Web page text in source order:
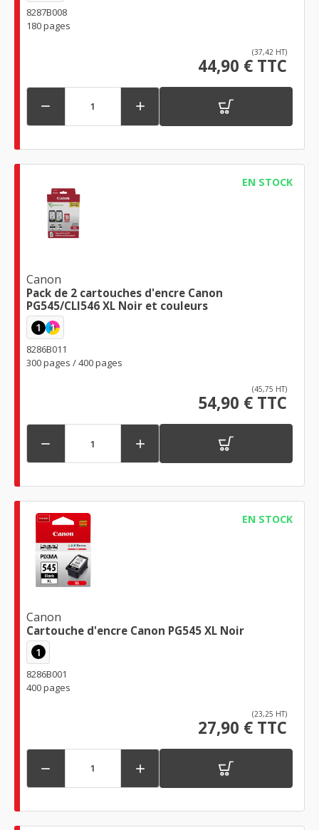
8287B008
180 pages
(37,42 HT)
44,90 € TTC
 
EN STOCK
Canon
Pack de 2 cartouches d'encre Canon
PG545/CLI546 XL Noir et couleurs
1 1
8286B011
300 pages / 400 pages
(45,75 HT)
54,90 € TTC
 
EN STOCK
Canon
Cartouche d'encre Canon PG545 XL Noir
1
8286B001
400 pages
(23,25 HT)
27,90 € TTC
 